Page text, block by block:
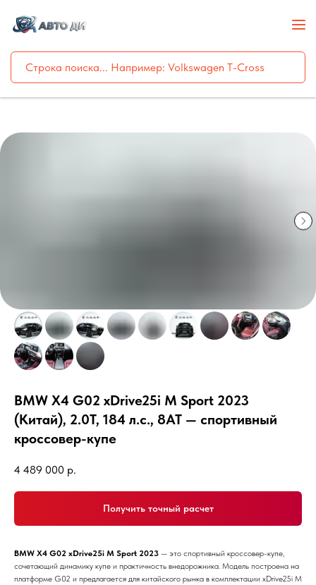
BMW X4 G02 xDrive25i M Sport 2023
(Китай), 2.0T, 184 л.с., 8AT — спортивный
кроссовер-купе
4 489 000 р.
Получить точный расчет
BMW X4 G02 xDrive25i M Sport 2023 — это спортивный кроссовер-купе,
сочетающий динамику купе и практичность внедорожника. Модель построена на
платформе G02 и предлагается для китайского рынка в комплектации xDrive25i M